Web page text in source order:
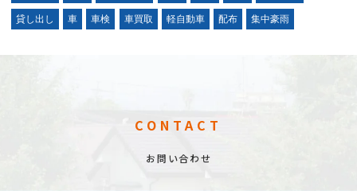
貸し出し 車 車検 車買取 軽自動車 配布 集中豪雨
CONTACT
お問い合わせ